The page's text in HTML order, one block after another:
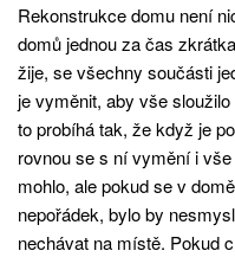
Rekonstrukce domu není
domů jednou za čas
žije, se všechny součásti
je vyměnit, aby vše
to probíhá tak, že když je
rovnou se s ní vymění i
mohlo, ale pokud se v
nepořádek, bylo by
nechávat na místě. Pokud